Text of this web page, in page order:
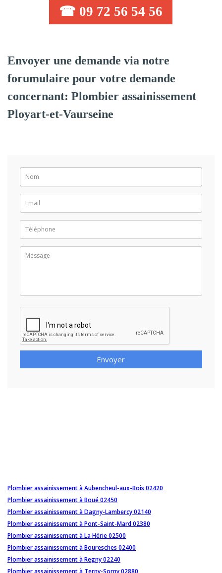
☎ 09 72 56 54 56
Envoyer une demande via notre
forumulaire pour votre demande
concernant: Plombier assainissement
Ployart-et-Vaurseine
Envoyer
Plombier assainissement à Aubencheul-aux-Bois 02420
Plombier assainissement à Boué 02450
Plombier assainissement à Dagny-Lambercy 02140
Plombier assainissement à Pont-Saint-Mard 02380
Plombier assainissement à La Hérie 02500
Plombier assainissement à Bouresches 02400
Plombier assainissement à Regny 02240
Plombier assainissement à Terny-Sorny 02880